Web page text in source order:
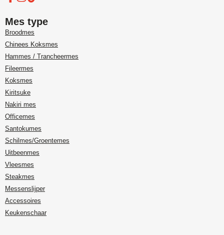
Mes type
Broodmes
Chinees Koksmes
Hammes / Trancheermes
Fileermes
Koksmes
Kiritsuke
Nakiri mes
Officemes
Santokumes
Schilmes/Groentemes
Uitbeenmes
Vleesmes
Steakmes
Messenslijper
Accessoires
Keukenschaar